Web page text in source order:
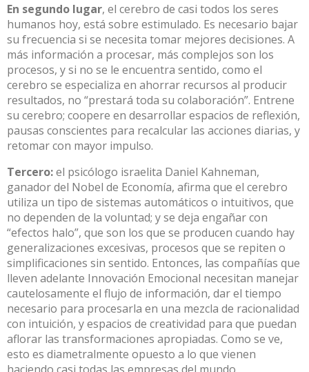
En segundo lugar, el cerebro de casi todos los seres
humanos hoy, está sobre estimulado. Es necesario bajar
su frecuencia si se necesita tomar mejores decisiones. A
más información a procesar, más complejos son los
procesos, y si no se le encuentra sentido, como el
cerebro se especializa en ahorrar recursos al producir
resultados, no “prestará toda su colaboración”. Entrene
su cerebro; coopere en desarrollar espacios de reflexión,
pausas conscientes para recalcular las acciones diarias, y
retomar con mayor impulso.
Tercero:el psicólogo israelita Daniel Kahneman,
ganador del Nobel de Economía, afirma que el cerebro
utiliza un tipo de sistemas automáticos o intuitivos, que
no dependen de la voluntad; y se deja engañar con
“efectos halo”, que son los que se producen cuando hay
generalizaciones excesivas, procesos que se repiten o
simplificaciones sin sentido. Entonces, las compañías que
lleven adelante Innovación Emocional necesitan manejar
cautelosamente el flujo de información, dar el tiempo
necesario para procesarla en una mezcla de racionalidad
con intuición, y espacios de creatividad para que puedan
aflorar las transformaciones apropiadas. Como se ve,
esto es diametralmente opuesto a lo que vienen